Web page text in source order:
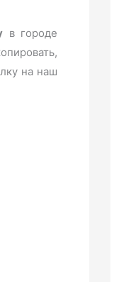
в городе
на наш